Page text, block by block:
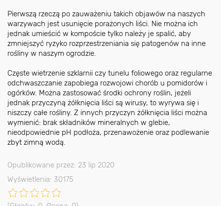
Pierwszą rzeczą po zauważeniu takich objawów na naszych
warzywach jest usunięcie porażonych liści. Nie można ich
jednak umieścić w kompoście tylko należy je spalić, aby
zmniejszyć ryzyko rozprzestrzeniania się patogenów na inne
rośliny w naszym ogrodzie.
Częste wietrzenie szklarnii czy tunelu foliowego oraz regularne
odchwaszczanie zapobiega rozwojowi chorób u pomidorów i
ogórków. Można zastosować środki ochrony roślin, jeżeli
jednak przyczyną żółknięcia liści są wirusy, to wyrywa się i
niszczy całe rośliny. Z innych przyczyn żółknięcia liści można
wymienić: brak składników mineralnych w glebie,
nieodpowiednie pH podłoża, przenawożenie oraz podlewanie
zbyt zimną wodą.
Opublikowane przez: 23 lip 2020
Wyświetlenia: 30175